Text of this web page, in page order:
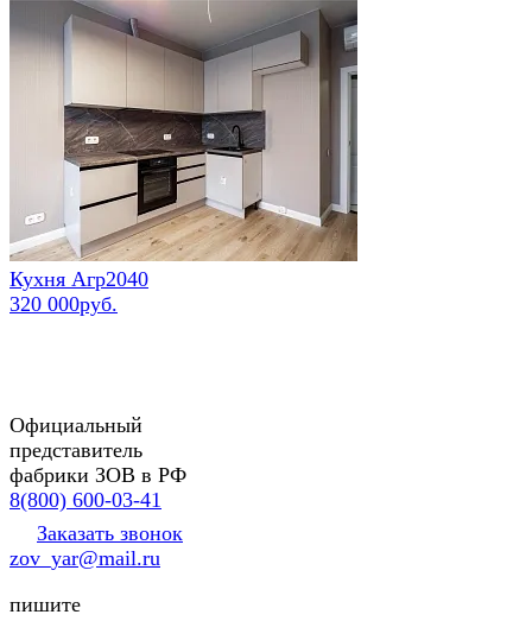
Кухня Агр2040
320 000руб.
Официальный
представитель
фабрики ЗОВ в РФ
8(800) 600-03-41
Заказать звонок
zov_yar@mail.ru
пишите